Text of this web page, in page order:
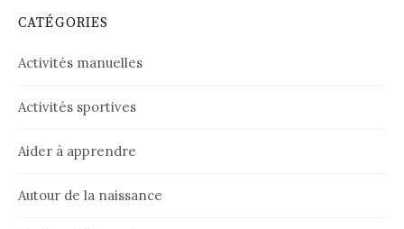
CATÉGORIES
Activités manuelles
Activités sportives
Aider à apprendre
Autour de la naissance